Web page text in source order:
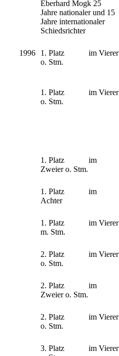
Eberhard Mogk 25
Jahre nationaler und 15
Jahre internationaler
Schiedsrichter
1996
1. Platz im Vierer
o. Stm.
1. Platz im Vierer
o. Stm.
1. Platz im
Zweier o. Stm.
1. Platz im
Achter
1. Platz im Vierer
m. Stm.
2. Platz im Vierer
o. Stm.
2. Platz im
Zweier o. Stm.
2. Platz im Vierer
o. Stm.
3. Platz im Vierer